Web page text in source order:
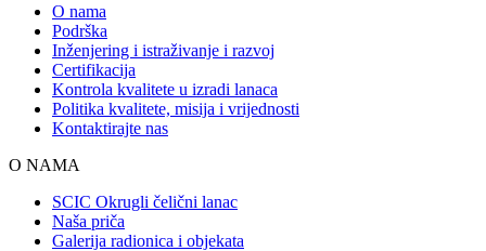
O nama
Podrška
Inženjering i istraživanje i razvoj
Certifikacija
Kontrola kvalitete u izradi lanaca
Politika kvalitete, misija i vrijednosti
Kontaktirajte nas
O NAMA
SCIC Okrugli čelični lanac
Naša priča
Galerija radionica i objekata